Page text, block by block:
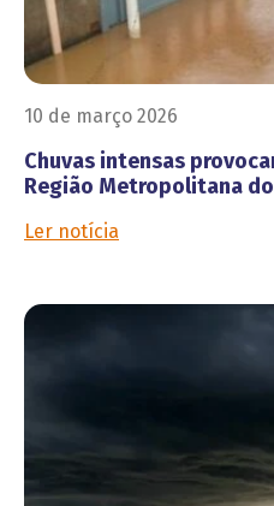
10 de março 2026
Chuvas intensas
Região Metropolitana
Ler notícia